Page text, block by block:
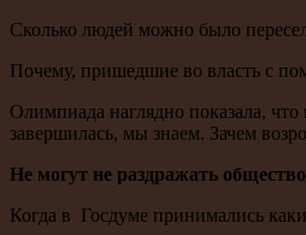
Сколько людей можно было
Почему, пришедшие во власть с
Олимпиада наглядно показала,
завершилась, мы знаем. Зачем
Не могут не раздражать
Когда в Госдуме принимались